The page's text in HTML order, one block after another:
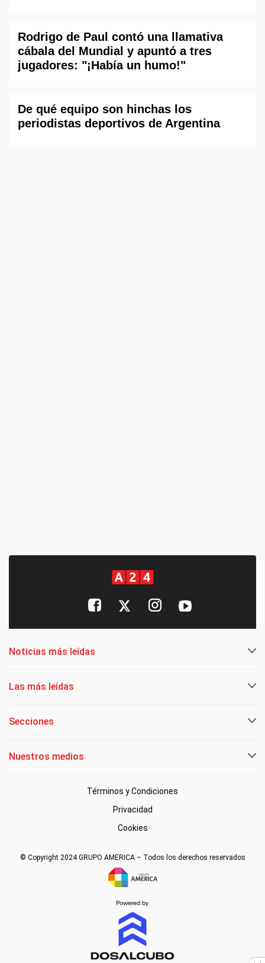
Rodrigo de Paul contó una llamativa
cábala del Mundial y apuntó a tres
jugadores: "¡Había un humo!"
De qué equipo son hinchas los
periodistas deportivos de Argentina
Noticias más leídas
Las más leídas
Secciones
Nuestros medios
Términos y Condiciones
Privacidad
Cookies
© Copyright 2024 GRUPO AMERICA – Todos los derechos reservados